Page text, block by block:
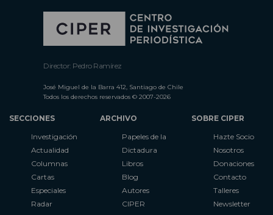
Director: Pedro Ramírez
José Miguel de la Barra 412, Santiago de Chile
Todos los derechos reservados © 2007-2026
SECCIONES
Investigación
Actualidad
Columnas
Cartas
Especiales
Radar
ARCHIVO
Papeles de la
Dictadura
Libros
Blog
Autores
CIPER
SOBRE CIPER
Hazte Socio
Nosotros
Donaciones
Contacto
Talleres
Newsletter